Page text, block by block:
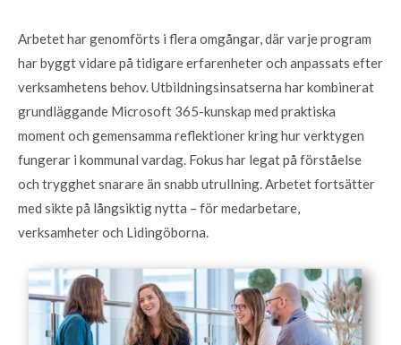
Arbetet har genomförts i flera omgångar, där varje program
har byggt vidare på tidigare erfarenheter och anpassats efter
verksamhetens behov. Utbildningsinsatserna har kombinerat
grundläggande Microsoft 365-kunskap med praktiska
moment och gemensamma reflektioner kring hur verktygen
fungerar i kommunal vardag. Fokus har legat på förståelse
och trygghet snarare än snabb utrullning. Arbetet fortsätter
med sikte på långsiktig nytta – för medarbetare,
verksamheter och Lidingöborna.